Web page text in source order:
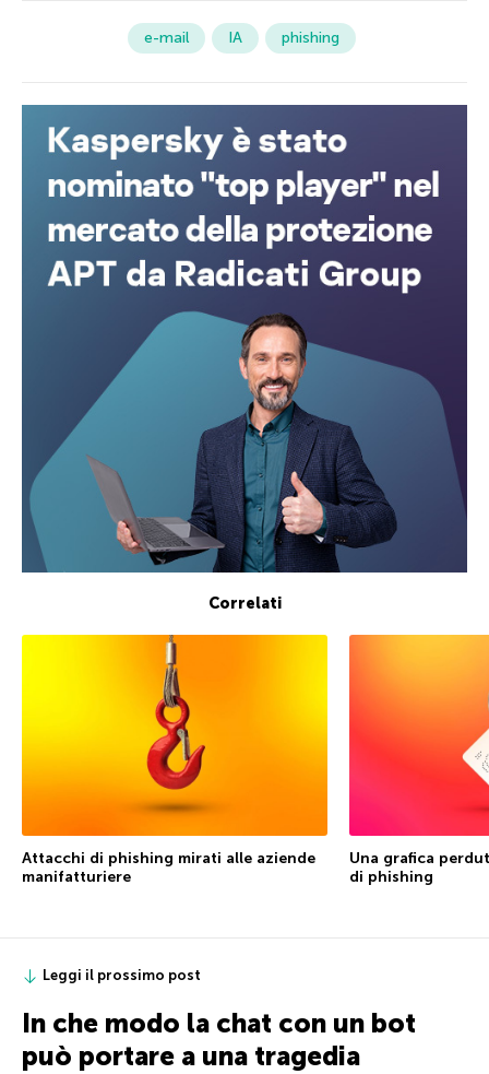
e-mail IA phishing
Correlati
Attacchi di phishing mirati alle aziende
manifatturiere
Una grafica
di phishing
Leggi il prossimo post
In che modo la chat con un bot
può portare a una tragedia